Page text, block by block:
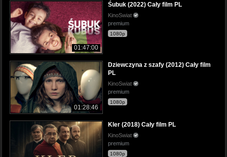
01:47:00
Śubuk (2022) Cały film PL
KinoSwiat
premium
1080p
01:28:46
Dziewczyna z szafy (2012) Cały film
PL
KinoSwiat
premium
1080p
Kler (2018) Cały film PL
KinoSwiat
premium
1080p